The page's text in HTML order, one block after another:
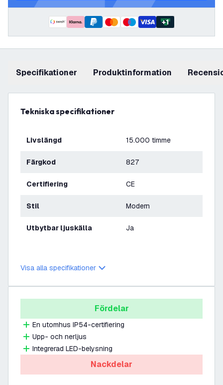
+1
Specifikationer produktinformation
Tekniska specifikationer
Livslängd 15.000 timme
Färgkod 827
Certifiering CE
Stil Modern
Utbytbar ljuskälla Ja
Visa alla specifikationer
Fördelar
En utomhus IP54-certifiering
Upp- och nerljus
Integrerad LED-belysning
Nackdelar